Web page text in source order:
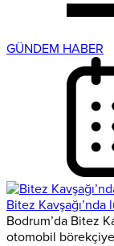
GÜNDEM HABER
Bitez
Bodrum’da Bitez
otomobil